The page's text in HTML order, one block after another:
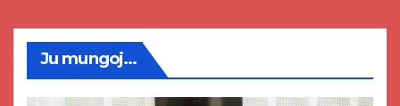
Ju mungoj...